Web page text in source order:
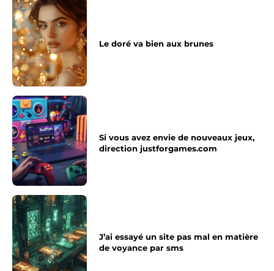
Le doré va bien aux brunes
Si vous avez envie de nouveaux jeux,
direction justforgames.com
J’ai essayé un site pas mal en matière
de voyance par sms